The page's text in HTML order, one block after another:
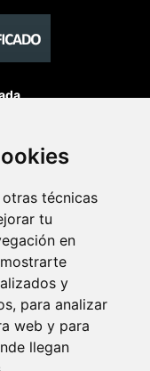
técnicas
tu
en
y
para analizar
web y para
llegan
Norte C.P. 08810
740 4476, 555 740
DEL CENTRO, S.A.